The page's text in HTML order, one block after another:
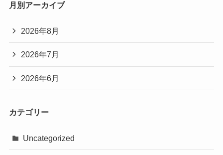
月別アーカイブ
2026年8月
2026年7月
2026年6月
カテゴリー
Uncategorized